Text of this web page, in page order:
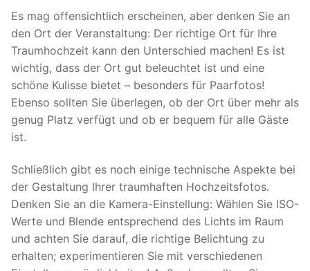
Es mag offensichtlich erscheinen, aber denken Sie an
den Ort der Veranstaltung: Der richtige Ort für Ihre
Traumhochzeit kann den Unterschied machen! Es ist
wichtig, dass der Ort gut beleuchtet ist und eine
schöne Kulisse bietet – besonders für Paarfotos!
Ebenso sollten Sie überlegen, ob der Ort über mehr als
genug Platz verfügt und ob er bequem für alle Gäste
ist.
Schließlich gibt es noch einige technische Aspekte bei
der Gestaltung Ihrer traumhaften Hochzeitsfotos.
Denken Sie an die Kamera-Einstellung: Wählen Sie ISO-
Werte und Blende entsprechend des Lichts im Raum
und achten Sie darauf, die richtige Belichtung zu
erhalten; experimentieren Sie mit verschiedenen